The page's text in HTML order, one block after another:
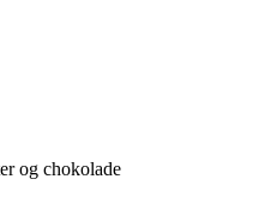
og chokolade